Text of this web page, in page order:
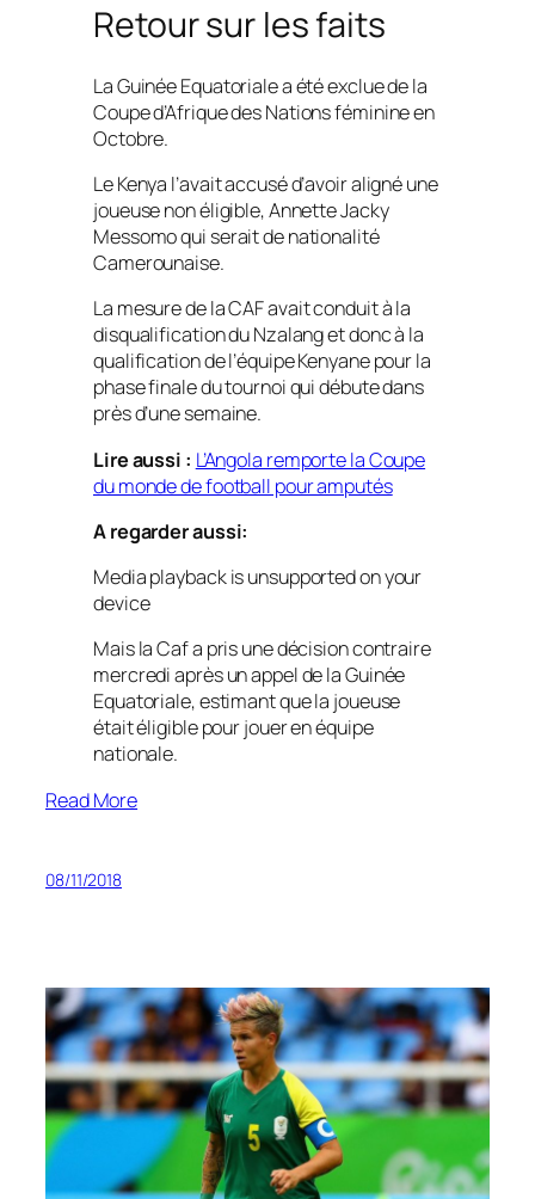
Retour sur les faits
La Guinée Equatoriale a été exclue de la
Coupe d’Afrique des Nations féminine en
Octobre.
Le Kenya l’avait accusé d’avoir aligné une
joueuse non éligible, Annette Jacky
Messomo qui serait de nationalité
Camerounaise.
La mesure de la CAF avait conduit à la
disqualification du Nzalang et donc à la
qualification de l’équipe Kenyane pour la
phase finale du tournoi qui débute dans
près d’une semaine.
Lire aussi : L’Angola remporte la Coupe
du monde de football pour amputés
A regarder aussi:
Media playback is unsupported on your
device
Mais la Caf a pris une décision contraire
mercredi après un appel de la Guinée
Equatoriale, estimant que la joueuse
était éligible pour jouer en équipe
nationale.
Read More
08/11/2018